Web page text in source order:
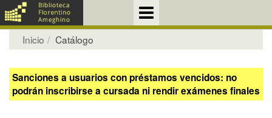
Inicio Catálogo
Sanciones a usuarios con préstamos vencidos: no
podrán inscribirse a cursada ni rendir exámenes finales